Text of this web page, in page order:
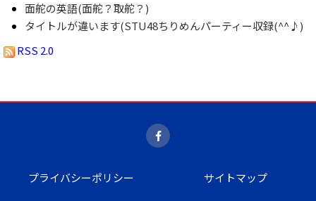
面舵の英語(面舵？取舵？)
タイトルが違います(STU48ちりめんパーティー収録(^^♪)
RSS 2.0
プライバシーポリシー サイトマップ